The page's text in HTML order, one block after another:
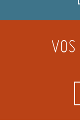
VOS